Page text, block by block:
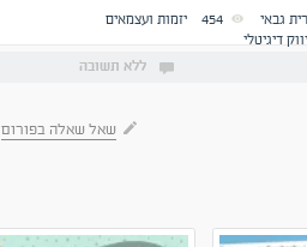
גבאי
דיגיטלי
454 יזמות ועצמאים
ללא תשובה
שאל שאלה בפורום